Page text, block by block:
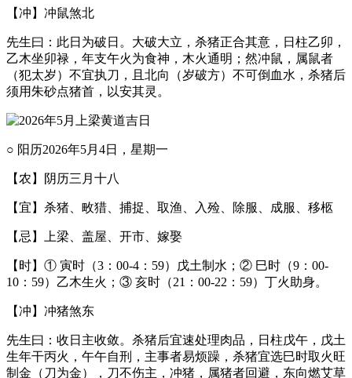
【冲】冲鼠煞北
先生曰：此日为破日。大破大立，杀猪正合其意，日柱乙卯，
乙木坐卯禄，年支午火为食神，木火通明；然冲鼠，属鼠者
（犯太岁）不宜执刀，且北向（岁破方）不可倒血水，杀猪后
须用朱砂点猪首，以安其灵。
○ 阳历2026年5月4日，星期一
【农】阴历三月十八
【宜】杀猪、畋猎、捕捉、取渔、入殓、除服、成服、移柩
【忌】上梁、盖屋、开市、嫁娶
【时】① 寅时（3：00-4：59）戊土制水；② 巳时（9：00-
10：59）乙木生火；③ 亥时（21：00-22：59）丁火助身。
【冲】冲猪煞东
先生曰：收日主收敛。杀猪后宜速处理肉品，日柱戊午，戊土
生年干丙火，午午自刑，主事者易烦躁，杀猪宜选巳时取火旺
制金（刀为金），刀不伤主，冲猪，属猪者回避，东向燃艾草